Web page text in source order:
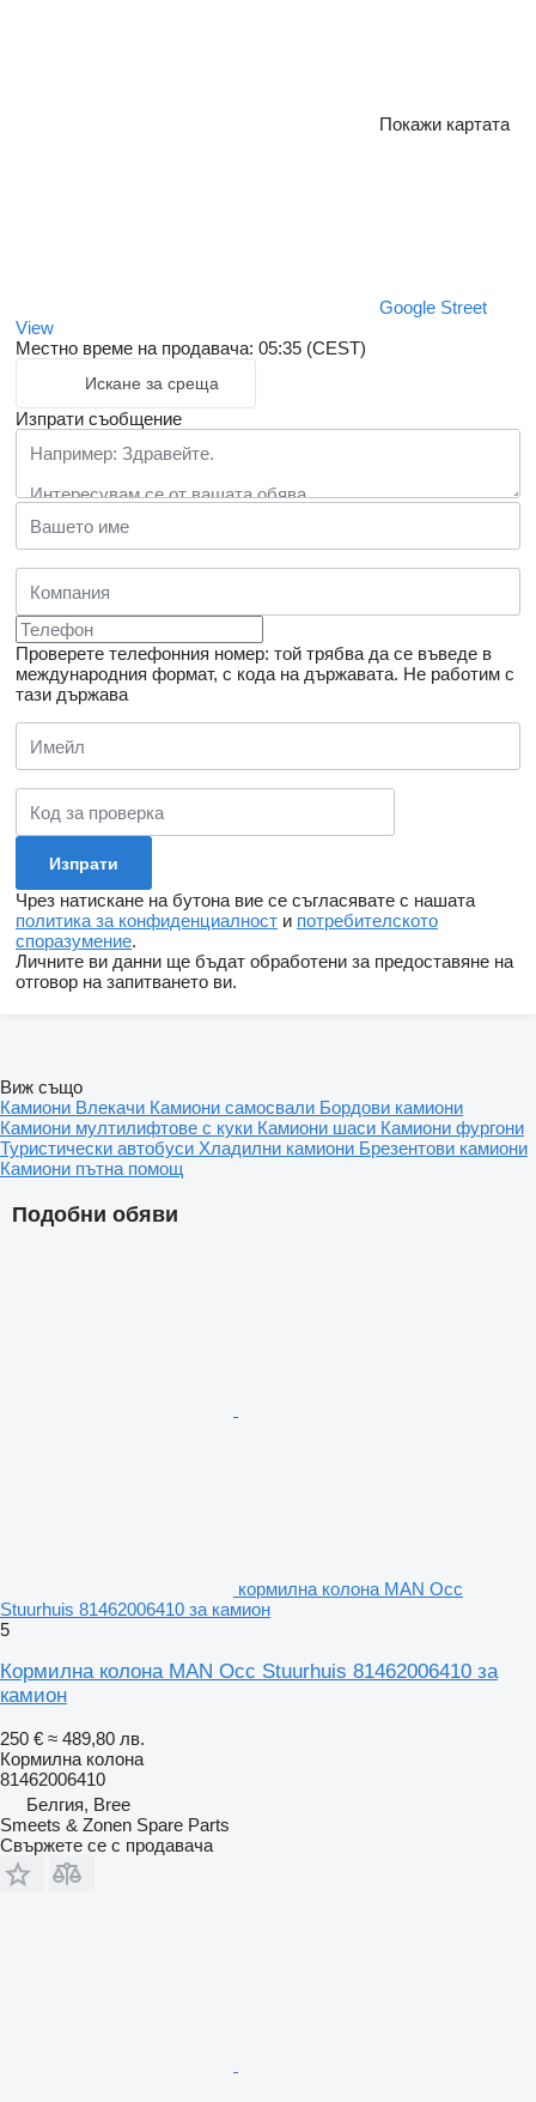
Покажи картата
Google Street
View
Местно време на продавача: 05:35 (CEST)
Искане за среща
Изпрати съобщение
Проверете телефонния номер: той трябва да се въведе в
международния формат, с кода на държавата. Не работим с
тази държава
Чрез натискане на бутона вие се съгласявате с нашата
политика за конфиденциалност и потребителското
споразумение.
Личните ви данни ще бъдат обработени за предоставяне на
отговор на запитването ви.
Подобни обяви
кормилна колона MAN Occ
Stuurhuis 81462006410 за камион
5
Кормилна колона MAN Occ Stuurhuis 81462006410 за
камион
250 € ≈ 489,80 лв.
Кормилна колона
81462006410
Белгия, Bree
Smeets & Zonen Spare Parts
Свържете се с продавача
Виж също
Камиони Влекачи Камиони самосвали Бордови камиони
Камиони мултилифтове с куки Камиони шаси Камиони фургони
Туристически автобуси Хладилни камиони Брезентови камиони
Камиони пътна помощ